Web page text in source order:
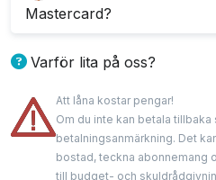
1
2
4
Om man letar efter ett
Mastercard?
Jag tycker att SAS
Kortet är nämligen relativt
hög kreditgräns och bra
Därför rekommenderar jag
Varför lita på oss?
Våra experter har lång
spetskunskap om
oberoende och ärliga
Att låna kostar pengar!
Om du inte kan betala
betalningsanmärkning. Det
bostad, teckna abonnemang
till budget- och